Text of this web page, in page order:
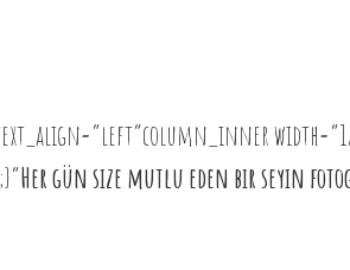
Her gün size mutlu eden bir seyin